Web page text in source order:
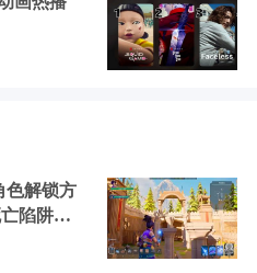
色解锁方
陷阱中